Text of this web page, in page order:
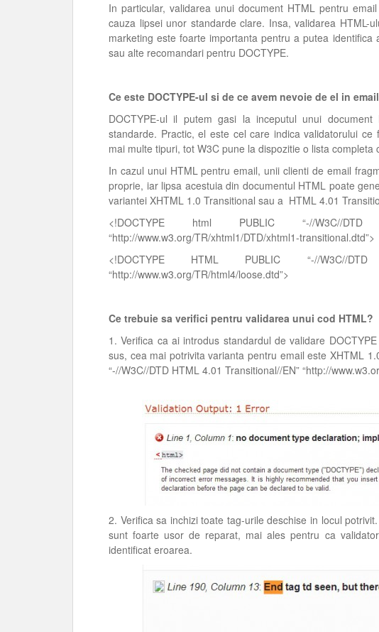
In particular, validarea unui document HTML pentru
cauza lipsei unor standarde clare. Insa, validarea HTML-
marketing este foarte importanta pentru a putea
sau alte recomandari pentru DOCTYPE.
Ce este DOCTYPE-ul si de ce avem nevoie de el in
DOCTYPE-ul il putem gasi la inceputul unui
standarde. Practic, el este cel care indica validatorului
mai multe tipuri, tot W3C pune la dispozitie o lista completa
In cazul unui HTML pentru email, unii clienti de email
proprie, iar lipsa acestuia din documentul HTML poate
variantei XHTML 1.0 Transitional sau a HTML 4.01
<!DOCTYPE html PUBLIC “-//W3C//
“http://www.w3.org/TR/xhtml1/DTD/xhtml1-transitional.dtd”>
<!DOCTYPE HTML PUBLIC “-//W3C//
“http://www.w3.org/TR/html4/loose.dtd”>
Ce trebuie sa verifici pentru validarea unui cod HTML?
1. Verifica ca ai introdus standardul de validare
sus, cea mai potrivita varianta pentru email este XHTML
“-//W3C//DTD HTML 4.01 Transitional//EN” “http://
2. Verifica sa inchizi toate tag-urile deschise in locul
sunt foarte usor de reparat, mai ales pentru ca
identificat eroarea.